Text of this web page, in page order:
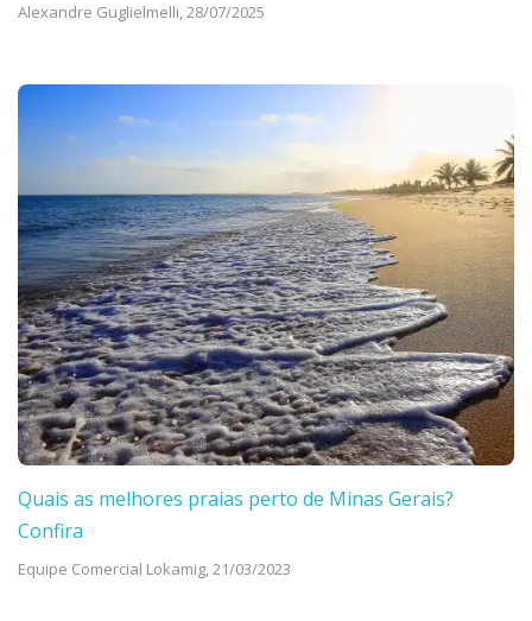
Alexandre Guglielmelli,28/07/2025
Quais as melhores praias perto de Minas Gerais?
Confira
Equipe Comercial Lokamig,21/03/2023